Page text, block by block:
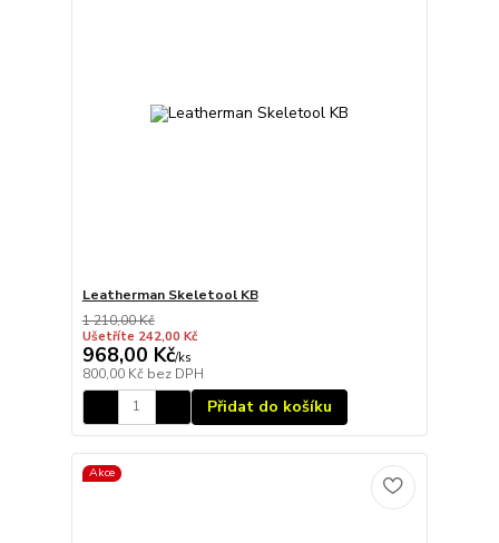
Leatherman Skeletool KB
1 210,00 Kč
Ušetříte 242,00 Kč
968,00 Kč/ks
800,00 Kč bez DPH
Přidat do košíku
Akce